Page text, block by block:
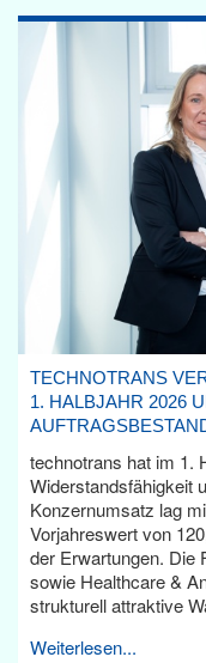
TECHNOTRANS
1. HALBJAHR 2026
technotrans hat im 1.
Widerstandsfähigkeit
Konzernumsatz lag
Vorjahreswert von
der Erwartungen. Die
sowie Healthcare &
strukturell attraktive
Weiterlesen...